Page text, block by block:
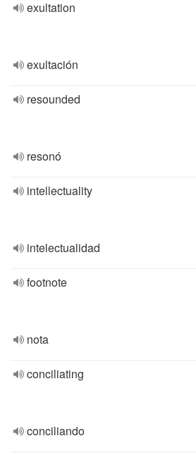
exultation
exultación
resounded
resonó
intellectuality
intelectualidad
footnote
nota
conciliating
conciliando